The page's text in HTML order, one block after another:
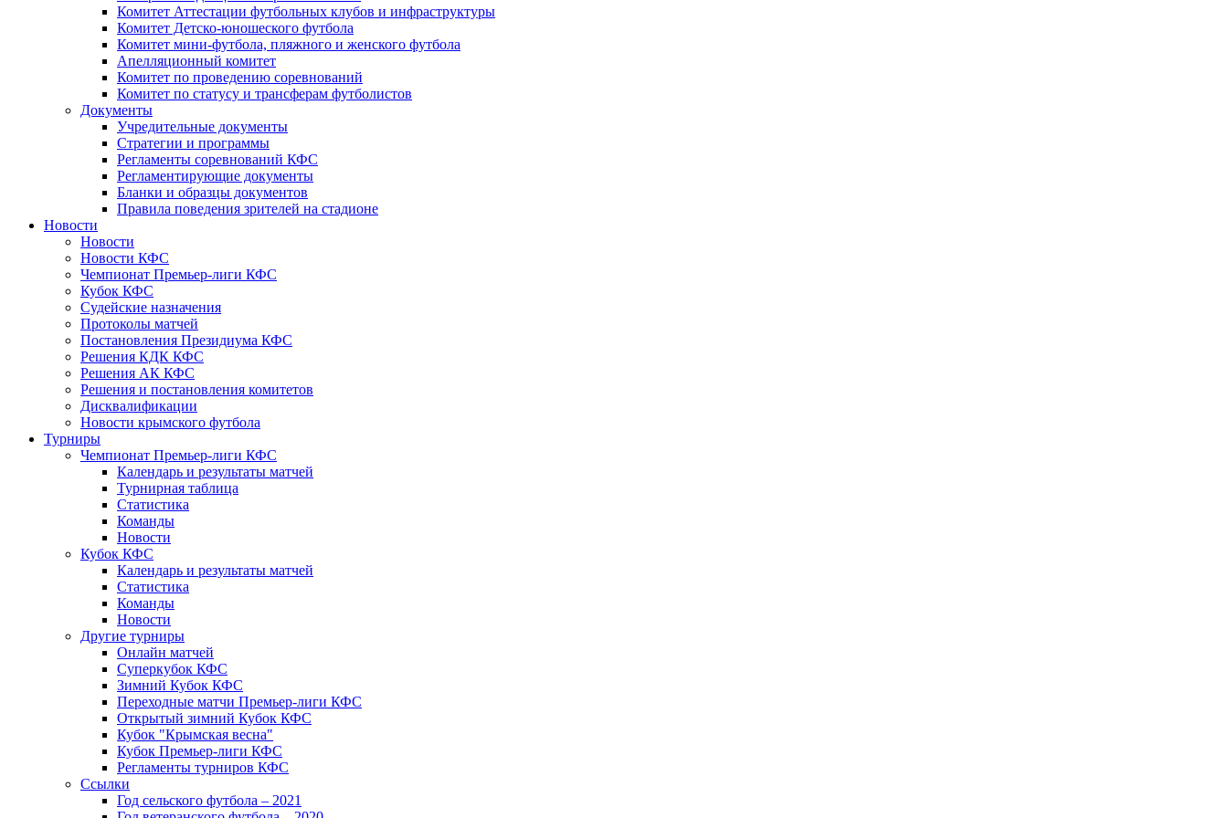
Комитет Аттестации футбольных клубов и инфраструктуры
Комитет Детско-юношеского футбола
Комитет мини-футбола, пляжного и женского футбола
Апелляционный комитет
Комитет по проведению соревнований
Комитет по статусу и трансферам футболистов
Документы
Учредительные документы
Стратегии и программы
Регламенты соревнований КФС
Регламентирующие документы
Бланки и образцы документов
Правила поведения зрителей на стадионе
Новости
Новости
Новости КФС
Чемпионат Премьер-лиги КФС
Кубок КФС
Судейские назначения
Протоколы матчей
Постановления Президиума КФС
Решения КДК КФС
Решения АК КФС
Решения и постановления комитетов
Дисквалификации
Новости крымского футбола
Турниры
Чемпионат Премьер-лиги КФС
Календарь и результаты матчей
Турнирная таблица
Статистика
Команды
Новости
Кубок КФС
Календарь и результаты матчей
Статистика
Команды
Новости
Другие турниры
Онлайн матчей
Суперкубок КФС
Зимний Кубок КФС
Переходные матчи Премьер-лиги КФС
Открытый зимний Кубок КФС
Кубок "Крымская весна"
Кубок Премьер-лиги КФС
Регламенты турниров КФС
Ссылки
Год сельского футбола – 2021